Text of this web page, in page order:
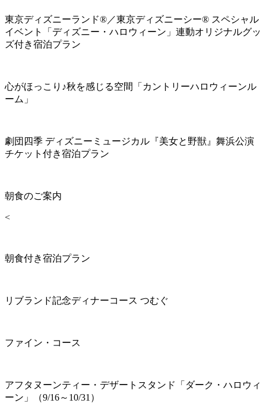
東京ディズニーランド®／東京ディズニーシー® スペシャル
イベント「ディズニー・ハロウィーン」連動オリジナルグッ
ズ付き宿泊プラン
心がほっこり♪秋を感じる空間「カントリーハロウィーンル
ーム」
劇団四季 ディズニーミュージカル『美女と野獣』舞浜公演
チケット付き宿泊プラン
朝食のご案内
<
朝食付き宿泊プラン
リブランド記念ディナーコース つむぐ
ファイン・コース
アフタヌーンティー・デザートスタンド「ダーク・ハロウィ
ーン」（9/16～10/31）